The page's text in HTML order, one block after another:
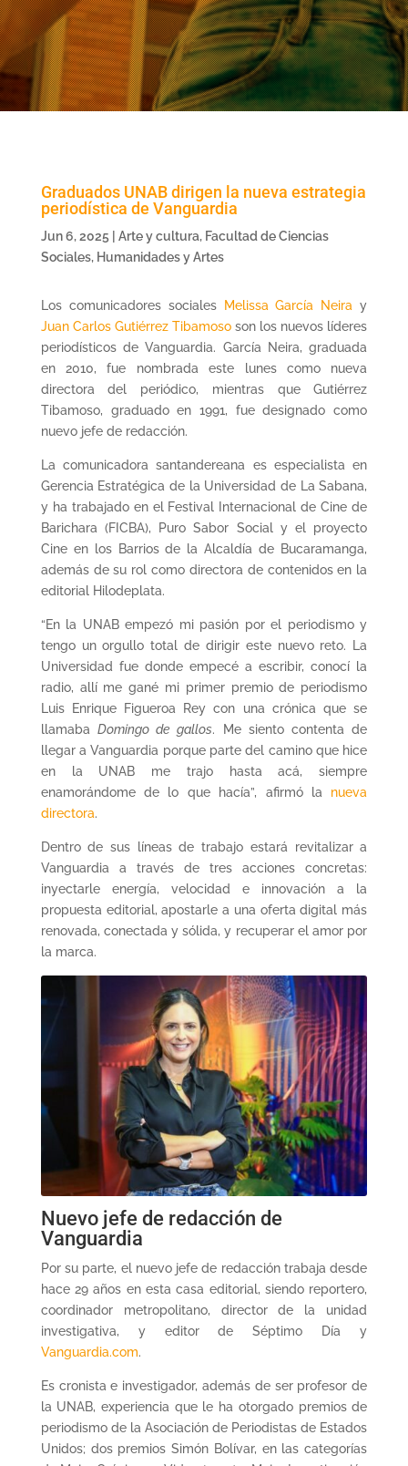
Graduados UNAB dirigen la nueva estrategia
periodística de Vanguardia
Jun 6, 2025| Arte y cultura, Facultad de Ciencias
Sociales, Humanidades y Artes
Los comunicadores sociales Melissa García Neira y
Juan Carlos Gutiérrez Tibamososon los nuevos líderes
periodísticos de Vanguardia. García Neira, graduada
en 2010, fue nombrada este lunes como nueva
directora del periódico, mientras que Gutiérrez
Tibamoso, graduado en 1991, fue designado como
nuevo jefe de redacción.
La comunicadora santandereana es especialista en
Gerencia Estratégica de la Universidad de La Sabana,
y ha trabajado en el Festival Internacional de Cine de
Barichara (FICBA), Puro Sabor Social y el proyecto
Cine en los Barrios de la Alcaldía de Bucaramanga,
además de su rol como directora de contenidos en la
editorial Hilodeplata.
“En la UNAB empezó mi pasión por el periodismo y
tengo un orgullo total de dirigir este nuevo reto. La
Universidad fue donde empecé a escribir, conocí la
radio, allí me gané mi primer premio de periodismo
Luis Enrique Figueroa Rey con una crónica que se
llamaba Domingo de gallos. Me siento contenta de
llegar a Vanguardia porque parte del camino que hice
en la UNAB me trajo hasta acá, siempre
enamorándome de lo que hacía”, afirmó la nueva
directora.
Dentro de sus líneas de trabajo estará revitalizar a
Vanguardia a través de tres acciones concretas:
inyectarle energía, velocidad e innovación a la
propuesta editorial, apostarle a una oferta digital más
renovada, conectada y sólida, y recuperar el amor por
la marca.
Nuevo jefe de redacción de
Vanguardia
Por su parte, el nuevo jefe de redacción trabaja desde
hace 29 años en esta casa editorial, siendo reportero,
coordinador metropolitano, director de la unidad
investigativa, y editor de Séptimo Día y
Vanguardia.com.
Es cronista e investigador, además de ser profesor de
la UNAB, experiencia que le ha otorgado premios de
periodismo de la Asociación de Periodistas de Estados
Unidos; dos premios Simón Bolívar, en las categorías